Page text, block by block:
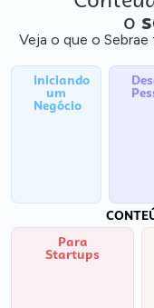
o
Veja o que o
Iniciando
um
Negócio
Para
Startups